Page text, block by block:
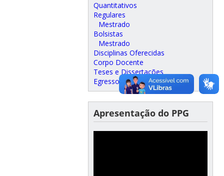
Quantitativos
Regulares
Mestrado
Bolsistas
Mestrado
Disciplinas Oferecidas
Corpo Docente
Teses e Dissertações
Egressos
Apresentação do PPG